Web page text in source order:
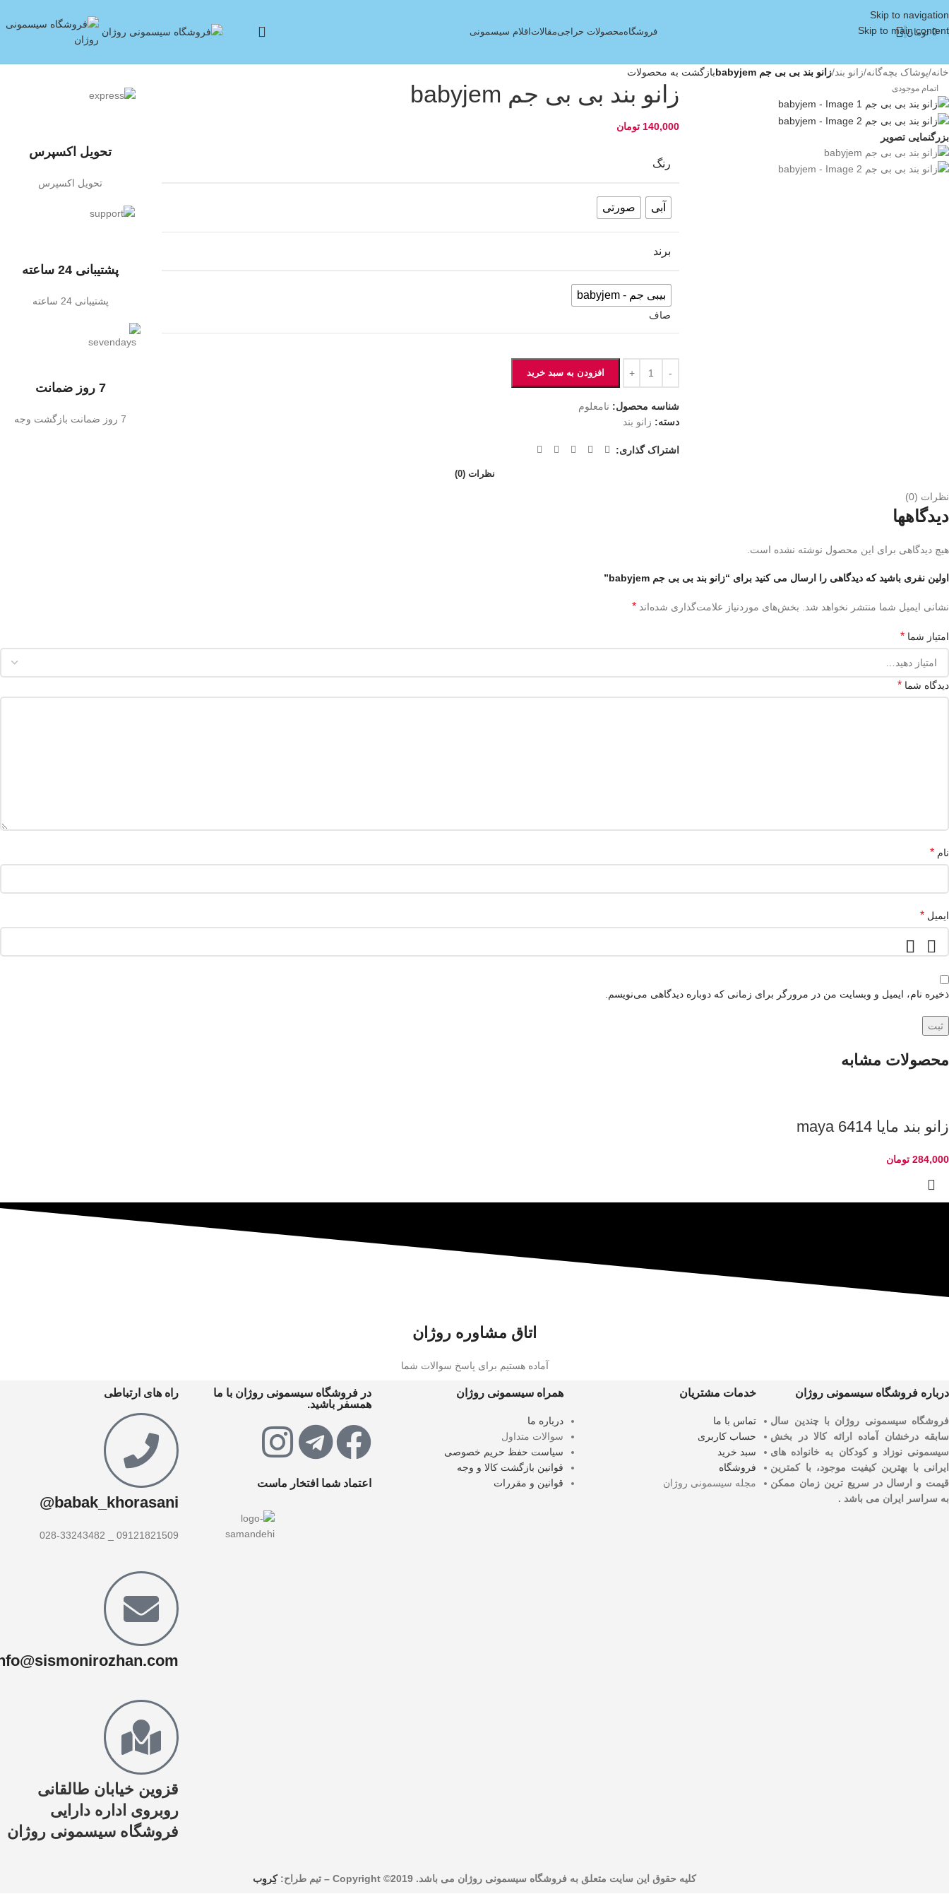
Skip to navigation
Skip to main content
0 تومان فروشگاهمحصولات حراجیمقالات اقلام سیسمونی
خانه/پوشاک بچه‌گانه/زانو بند/زانو بند بی بی جم babyjem بازگشت به محصولات
اتمام موجودی
بزرگنمایی تصویر
زانو بند بی بی جم babyjem
140,000 تومان
رنگ
آبی صورتی
برند
بیبی جم - babyjem
صاف
افزودن به سبد خرید
شناسه محصول: نامعلوم
دسته: زانو بند
اشتراک گذاری:
تحویل اکسپرس
تحویل اکسپرس
پشتیبانی 24 ساعته
پشتیبانی 24 ساعته
7 روز ضمانت
7 روز ضمانت بازگشت وجه
نظرات (0)
نظرات (0)
دیدگاهها
هیچ دیدگاهی برای این محصول نوشته نشده است.
اولین نفری باشید که دیدگاهی را ارسال می کنید برای “زانو بند بی بی جم babyjem”
نشانی ایمیل شما منتشر نخواهد شد. بخش‌های موردنیاز علامت‌گذاری شده‌اند *
امتیاز شما *
دیدگاه شما *
نام *
ایمیل *
ذخیره نام، ایمیل و وبسایت من در مرورگر برای زمانی که دوباره دیدگاهی می‌نویسم.
محصولات مشابه
زانو بند مایا maya 6414
284,000 تومان
اتاق مشاوره روژان
آماده هستیم برای پاسخ سوالات شما
درباره فروشگاه سیسمونی روژان
فروشگاه سیسمونی روژان با چندین سال
سابقه درخشان آماده ارائه کالا در بخش
سیسمونی نوزاد و کودکان به خانواده های
ایرانی با بهترین کیفیت موجود، با کمترین
قیمت و ارسال در سریع ترین زمان ممکن
به سراسر ایران می باشد .
خدمات مشتریان
تماس با ما
حساب کاربری
سبد خرید
فروشگاه
مجله سیسمونی روژان
همراه سیسمونی روژان
درباره ما
سوالات متداول
سیاست حفظ حریم خصوصی
قوانین بازگشت کالا و وجه
قوانین و مقررات
در فروشگاه سیسمونی روژان با ما
همسفر باشید.
اعتماد شما افتخار ماست
راه های ارتباطی
babak_khorasani@
09121821509 _ 028-33243482
قزوین خیابان طالقانی
روبروی اداره دارایی
فروشگاه سیسمونی روژان
کليه حقوق اين سايت متعلق به فروشگاه سیسمونی روژان می باشد. Copyright ©2019 – تیم طراح:کِروِب